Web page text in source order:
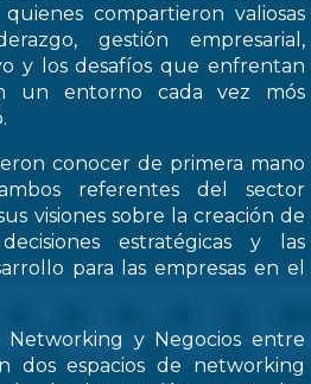
quienes compartieron valiosas
gestión empresarial,
y los desafíos que enfrentan
un entorno cada vez mós
conocer de primera mano
referentes del sector
visiones sobre la creación de
estratégicas y las
para las empresas en el
Networking y Negocios entre
dos espacios de networking